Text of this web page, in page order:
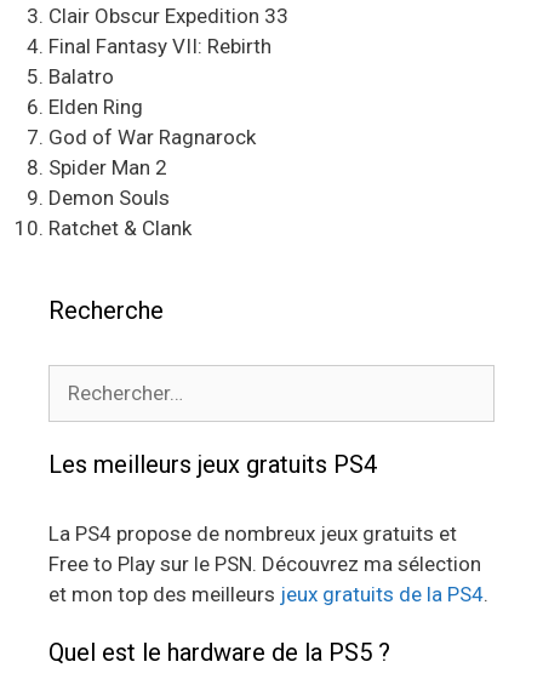
Clair Obscur Expedition 33
Final Fantasy VII: Rebirth
Balatro
Elden Ring
God of War Ragnarock
Spider Man 2
Demon Souls
Ratchet & Clank
Recherche
Les meilleurs jeux gratuits PS4
La PS4 propose de nombreux jeux gratuits et
Free to Play sur le PSN. Découvrez ma sélection
et mon top des meilleurs jeux gratuits de la PS4.
Quel est le hardware de la PS5 ?